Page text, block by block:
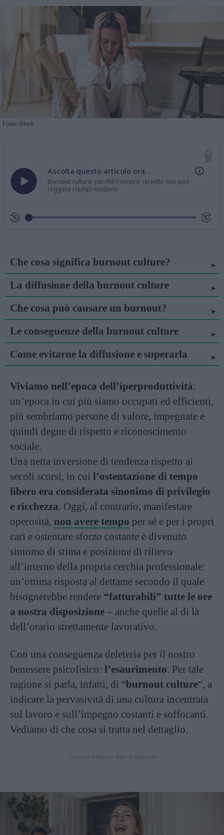
Fonte: iStock
Ascolta questo articolo ora...
Burnout culture: perché il nostro cervello non può
reggere i tempi moderni
Che cosa significa burnout culture?
La diffusione della burnout culture
Che cosa può causare un burnout?
Le conseguenze della burnout culture
Come evitarne la diffusione e superarla
Viviamo nell’epoca dell’iperproduttività:
un’epoca in cui più siamo occupati ed efficienti,
più sembriamo persone di valore, impegnate e
quindi degne di rispetto e riconoscimento
sociale.
Una netta inversione di tendenza rispetto ai
secoli scorsi, in cui l’ostentazione di tempo
libero era considerata sinonimo di privilegio
e ricchezza. Oggi, al contrario, manifestare
operosità, non avere tempo per sé e per i propri
cari e ostentare sforzo costante è divenuto
sintomo di stima e posizione di rilievo
all’interno della propria cerchia professionale:
un’ottima risposta al dettame secondo il quale
bisognerebbe rendere “fatturabili” tutte le ore
a nostra disposizione – anche quelle al di là
dell’orario strettamente lavorativo.
Con una conseguenza deleteria per il nostro
benessere psicofisico: l’esaurimento. Per tale
ragione si parla, infatti, di “burnout culture“, a
indicare la pervasività di una cultura incentrata
sul lavoro e sull’impegno costanti e soffocanti.
Vediamo di che cosa si tratta nel dettaglio.